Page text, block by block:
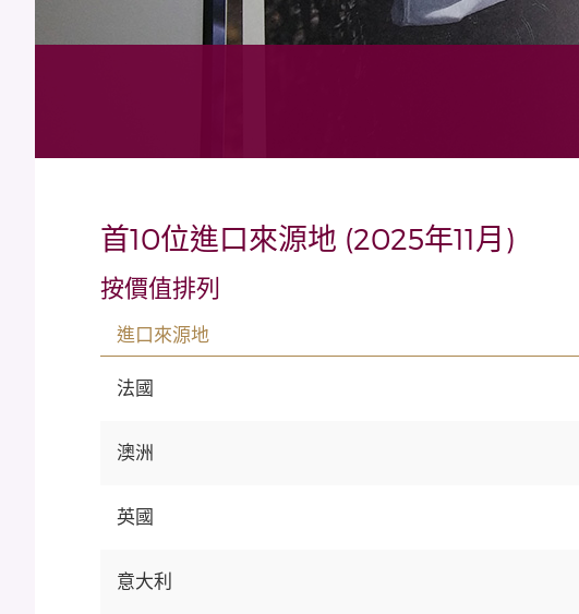
首10位進口來源地 (2025年11月)
按價值排列
進口來源地
法國
澳洲
英國
意大利